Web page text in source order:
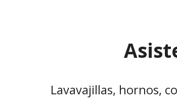
Lavavajillas, hornos,